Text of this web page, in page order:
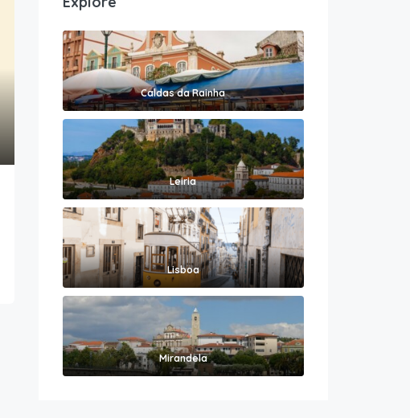
Caldas da Rainha
Leiria
Lisboa
Mirandela